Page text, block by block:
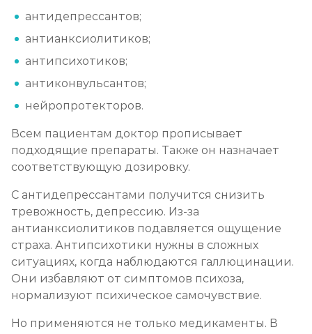
антидепрессантов;
антианксиолитиков;
антипсихотиков;
антиконвульсантов;
нейропротекторов.
Всем пациентам доктор прописывает
подходящие препараты. Также он назначает
соответствующую дозировку.
С антидепрессантами получится снизить
тревожность, депрессию. Из-за
антианксиолитиков подавляется ощущение
страха. Антипсихотики нужны в сложных
ситуациях, когда наблюдаются галлюцинации.
Они избавляют от симптомов психоза,
нормализуют психическое самочувствие.
Но применяются не только медикаменты. В